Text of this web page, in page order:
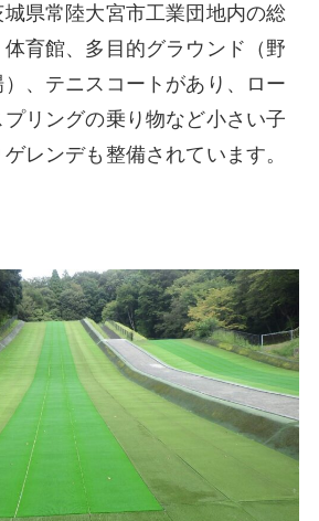
県常陸大宮市工業団地内の総
育館、多目的グラウンド（野
、テニスコートがあり、ロー
リングの乗り物など小さい子
レンデも整備されています。